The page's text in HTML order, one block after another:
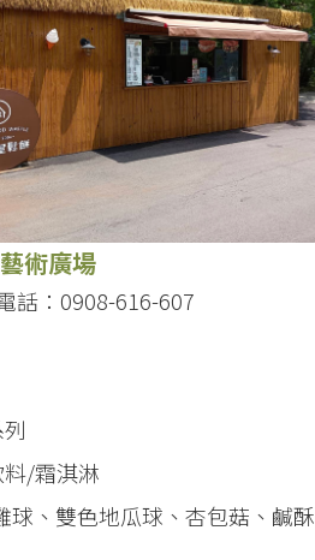
術廣場
話：0908-616-607
/霜淇淋
球、雙色地瓜球、杏包菇、鹹酥